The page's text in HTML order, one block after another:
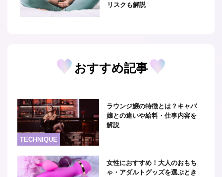
リスクも解説
おすすめ記事
TECHNIQUE
ラウンジ嬢の特徴とは？キャバ
嬢との違いや給料・仕事内容を
解説
女性におすすめ！大人のおもち
ゃ・アダルトグッズを選ぶとき